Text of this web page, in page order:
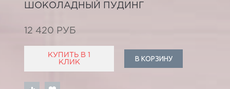
ШОКОЛАДНЫЙ ПУДИНГ
12 420 РУБ
КУПИТЬ В 1
КЛИК
В КОРЗИНУ